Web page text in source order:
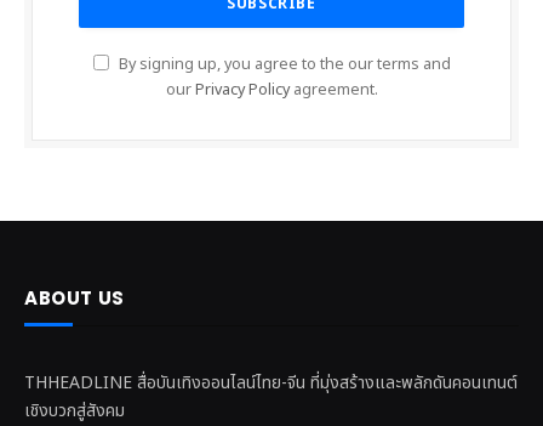
By signing up, you agree to the our terms and
ourPrivacy Policyagreement.
ABOUT US
THHEADLINE สื่อบันเทิงออนไลน์ไทย-จีน ที่มุ่งสร้างและพลักดันคอนเทนต์
เชิงบวกสู่สังคม